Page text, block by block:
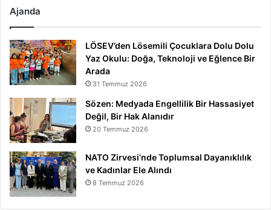
Ajanda
LÖSEV’den Lösemili Çocuklara Dolu Dolu
Yaz Okulu: Doğa, Teknoloji ve Eğlence Bir
Arada
31 Temmuz 2026
Sözen: Medyada Engellilik Bir Hassasiyet
Değil, Bir Hak Alanıdır
20 Temmuz 2026
NATO Zirvesi’nde Toplumsal Dayanıklılık
ve Kadınlar Ele Alındı
8 Temmuz 2026